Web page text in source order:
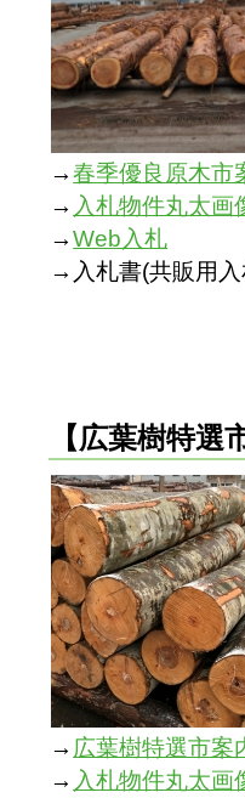
→春季優良原木市
→ 入札物件丸太
→Web入札
→入札書(共販用
【広葉樹特選
→ 広葉樹特選市案
→ 入札物件丸太